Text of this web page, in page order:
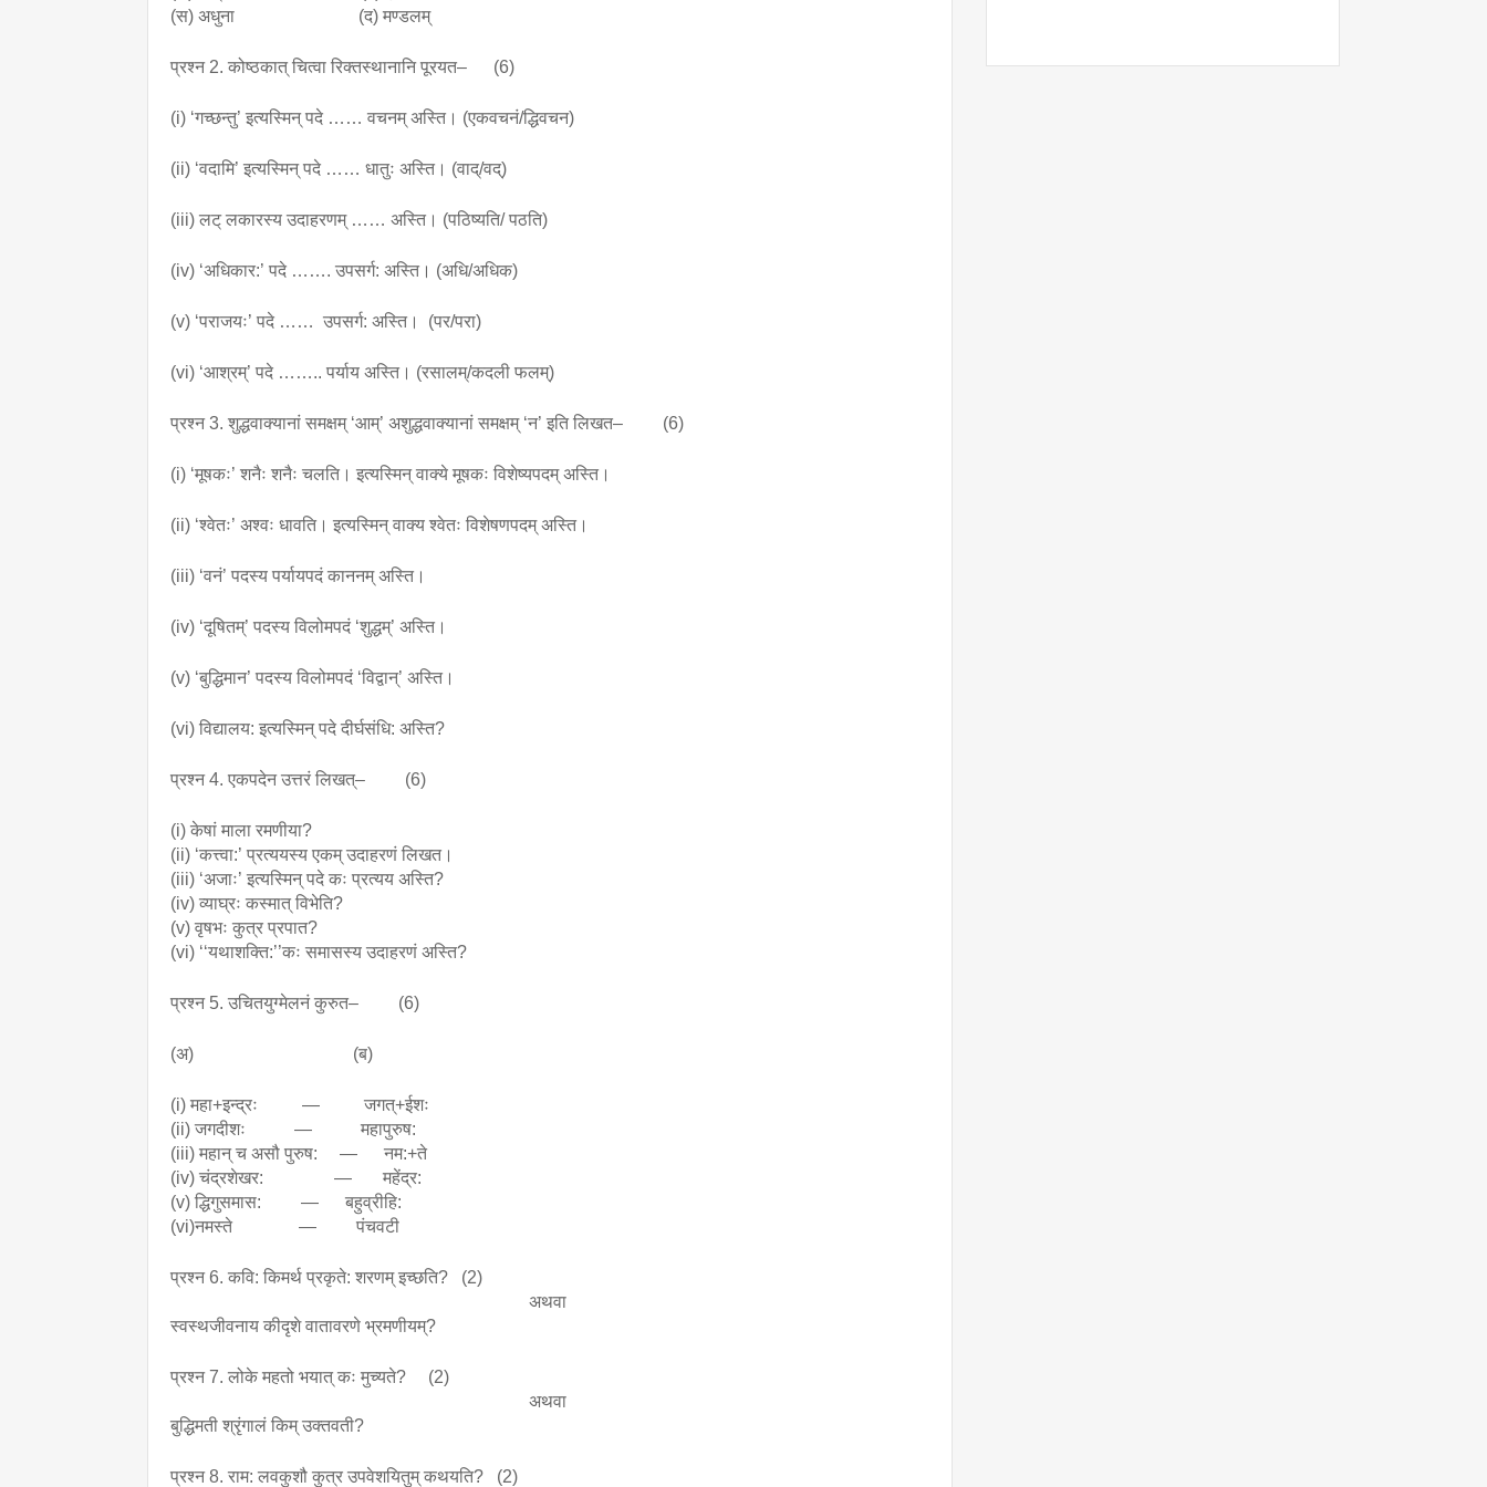
(स) अधुना (द) मण्डलम्
प्रश्न 2. कोष्ठकात् चित्वा रिक्तस्थानानि पूरयत– (6)
(i) ‘गच्छन्तु’ इत्यस्मिन् पदे …… वचनम् अस्ति। (एकवचनं/द्धिवचन)
(ii) ‘वदामि’ इत्यस्मिन् पदे …… धातुः अस्ति। (वाद्/वद्)
(iii) लट् लकारस्य उदाहरणम् …… अस्ति। (पठिष्यति/ पठति)
(iv) ‘अधिकार:’ पदे ……. उपसर्ग: अस्ति। (अधि/अधिक)
(v) ‘पराजयः’ पदे …… उपसर्ग: अस्ति। (पर/परा)
(vi) ‘आश्रम्’ पदे …….. पर्याय अस्ति। (रसालम्/कदली फलम्)
प्रश्न 3. शुद्धवाक्यानां समक्षम् ‘आम्’ अशुद्धवाक्यानां समक्षम् ‘न’ इति लिखत– (6)
(i) ‘मूषकः’ शनैः शनैः चलति। इत्यस्मिन् वाक्ये मूषकः विशेष्यपदम् अस्ति।
(ii) ‘श्वेतः’ अश्वः धावति। इत्यस्मिन् वाक्य श्वेतः विशेषणपदम् अस्ति।
(iii) ‘वनं’ पदस्य पर्यायपदं काननम् अस्ति।
(iv) ‘दूषितम्’ पदस्य विलोमपदं ‘शुद्धम्’ अस्ति।
(v) ‘बुद्धिमान’ पदस्य विलोमपदं ‘विद्वान्’ अस्ति।
(vi) विद्यालय: इत्यस्मिन् पदे दीर्घसंधि: अस्ति?
प्रश्न 4. एकपदेन उत्तरं लिखत्– (6)
(i) केषां माला रमणीया?
(ii) ‘कत्त्वा:’ प्रत्ययस्य एकम् उदाहरणं लिखत।
(iii) ‘अजाः’ इत्यस्मिन् पदे कः प्रत्यय अस्ति?
(iv) व्याघ्रः कस्मात् विभेति?
(v) वृषभः कुत्र प्रपात?
(vi) ‘‘यथाशक्ति:’’कः समासस्य उदाहरणं अस्ति?
प्रश्न 5. उचितयुग्मेलनं कुरुत– (6)
(अ) (ब)
(i) महा+इन्द्रः — जगत्+ईशः
(ii) जगदीशः — महापुरुष:
(iii) महान् च असौ पुरुष: — नम:+ते
(iv) चंद्रशेखर: — महेंद्र:
(v) द्धिगुसमास: — बहुव्रीहि:
(vi)नमस्ते — पंचवटी
प्रश्न 6. कवि: किमर्थ प्रकृते: शरणम् इच्छति? (2)
अथवा
स्वस्थजीवनाय कीदृशे वातावरणे भ्रमणीयम्?
प्रश्न 7. लोके महतो भयात् कः मुच्यते? (2)
अथवा
बुद्धिमती श्रृंगालं किम् उक्तवती?
प्रश्न 8. राम: लवकुशौ कुत्र उपवेशयितुम् कथयति? (2)